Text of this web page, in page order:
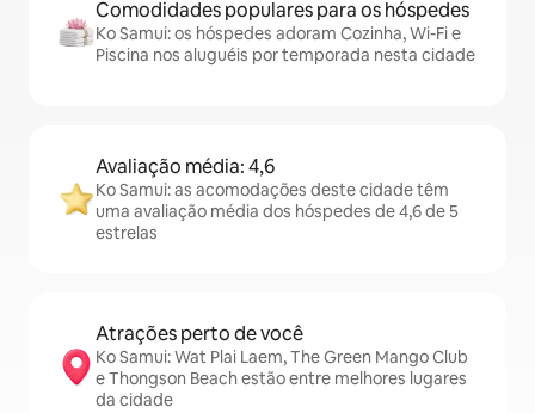
Comodidades populares para os hóspedes
Ko Samui: os hóspedes adoram Cozinha, Wi-Fi e
Piscina nos aluguéis por temporada nesta cidade
Avaliação média: 4,6
Ko Samui: as acomodações deste cidade têm
uma avaliação média dos hóspedes de 4,6 de 5
estrelas
Atrações perto de você
Ko Samui: Wat Plai Laem, The Green Mango Club
e Thongson Beach estão entre melhores lugares
da cidade